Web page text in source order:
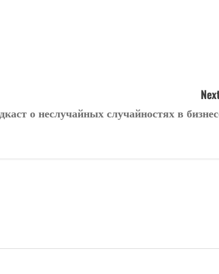
о неслучайных случайностях в